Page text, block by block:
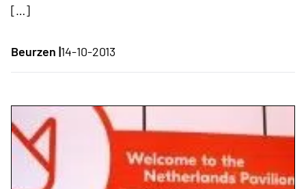
[…]
Beurzen |14-10-2013